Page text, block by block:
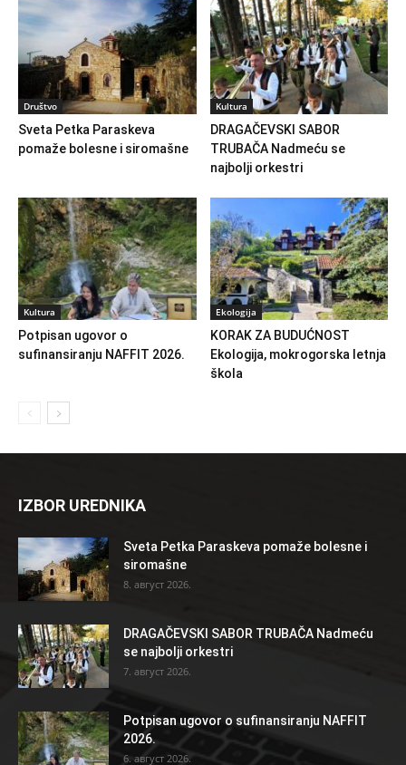
Društvo
Sveta Petka Paraskeva
pomaže bolesne i siromašne
Kultura
DRAGAČEVSKI SABOR
TRUBAČA Nadmeću se
najbolji orkestri
Kultura
Potpisan ugovor o
sufinansiranju NAFFIT 2026.
Ekologija
KORAK ZA BUDUĆNOST
Ekologija, mokrogorska letnja
škola
IZBOR UREDNIKA
Sveta Petka Paraskeva pomaže bolesne i
siromašne
8. август 2026.
DRAGAČEVSKI SABOR TRUBAČA Nadmeću
se najbolji orkestri
7. август 2026.
Potpisan ugovor o sufinansiranju NAFFIT
2026.
6. август 2026.